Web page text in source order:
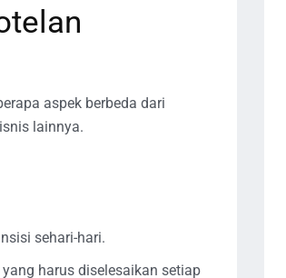
aspek berbeda dari
lainnya.
sehari-hari.
harus diselesaikan setiap